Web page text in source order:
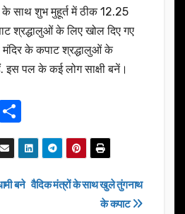
के साथ शुभ मुहूर्त में ठीक 12.25
श्रद्धालुओं के लिए खोल दिए गए
मंदिर के कपाट श्रद्धालुओं के
इस पल के कई लोग साक्षी बनें।
h
ar
eवैदिक मंत्रों के साथ खुले तुंगनाथ
के कपाट
बने